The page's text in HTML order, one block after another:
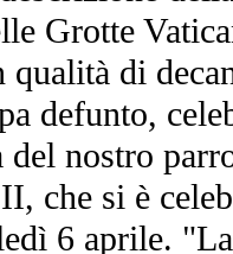
Grotte
qualità di
defunto,
nostro
che si è
6 aprile.